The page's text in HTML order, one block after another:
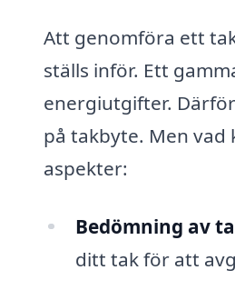
Att genomföra ett
ställs inför. Ett
energiutgifter.
på takbyte. Men vad
aspekter:
Bedömning av
ditt tak för att